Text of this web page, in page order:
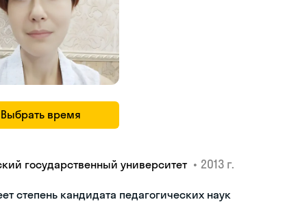
Выбрать время
государственный университет • 2013 г.
степень кандидата педагогических наук